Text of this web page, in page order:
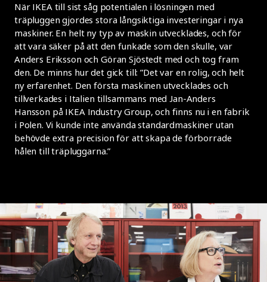
När IKEA till sist såg potentialen i lösningen med
träpluggen gjordes stora långsiktiga investeringar i nya
maskiner. En helt ny typ av maskin utvecklades, och för
att vara säker på att den funkade som den skulle, var
Anders Eriksson och Göran Sjöstedt med och tog fram
den. De minns hur det gick till: ”Det var en rolig, och helt
ny erfarenhet. Den första maskinen utvecklades och
tillverkades i Italien tillsammans med Jan-Anders
Hansson på IKEA Industry Group, och finns nu i en fabrik
i Polen. Vi kunde inte använda standardmaskiner utan
behövde extra precision för att skapa de förborrade
hålen till träpluggarna.”